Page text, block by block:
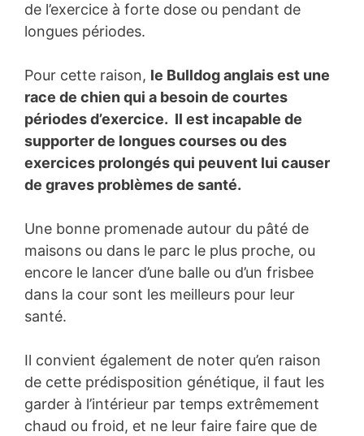
de l’exercice à forte dose ou pendant de
longues périodes.
Pour cette raison, le Bulldog anglais est une
race de chien qui a besoin de courtes
périodes d’exercice. Il est incapable de
supporter de longues courses ou des
exercices prolongés qui peuvent lui causer
de graves problèmes de santé.
Une bonne promenade autour du pâté de
maisons ou dans le parc le plus proche, ou
encore le lancer d’une balle ou d’un frisbee
dans la cour sont les meilleurs pour leur
santé.
Il convient également de noter qu’en raison
de cette prédisposition génétique, il faut les
garder à l’intérieur par temps extrêmement
chaud ou froid, et ne leur faire faire que de